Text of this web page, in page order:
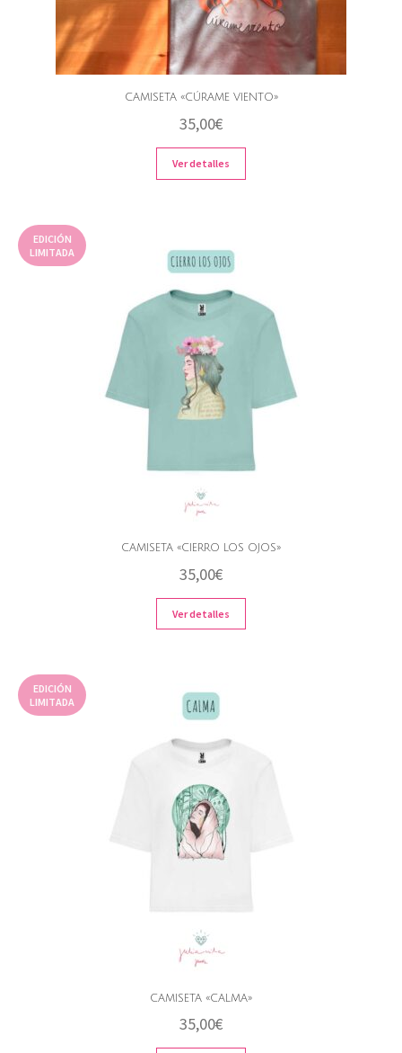
CAMISETA «CÚRAME VIENTO»
35,00€
Ver detalles
EDICIÓN
LIMITADA
CAMISETA «CIERRO LOS OJOS»
35,00€
Ver detalles
EDICIÓN
LIMITADA
CAMISETA «CALMA»
35,00€